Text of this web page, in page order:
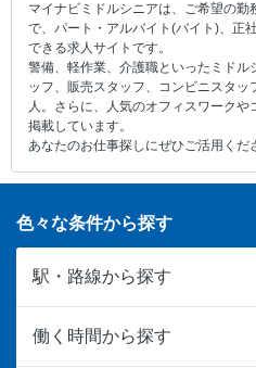
マイナビミドルシニアは、ご希望の
で、パート・アルバイト(バイト)、正
できる求人サイトです。
警備、軽作業、介護職といったミドル
ッフ、販売スタッフ、コンビニスタ
人。さらに、人気のオフィスワークや
掲載しています。
あなたのお仕事探しにぜひご活用くだ
色々な条件から探す
駅・路線から探す
働く時間から探す